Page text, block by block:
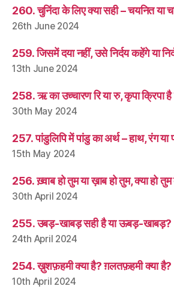
260. चुनिंदा के लिए क्या सही – चयनित या
26th June 2024
259. जिसमें दया नहीं, उसे निर्दय कहेंगे या
13th June 2024
258. ऋ का उच्चारण रि या रु, कृपा क्रिपा
30th May 2024
257. पांडुलिपि में पांडु का अर्थ – हाथ, रंग या
15th May 2024
256. ख़्वाब हो तुम या ख़ाब हो तुम, क्या हो
30th April 2024
255. उबड़-खाबड़ सही है या ऊबड़-खाबड़?
24th April 2024
254. ख़ुशफ़हमी क्या है? ग़लतफ़हमी क्या है?
10th April 2024